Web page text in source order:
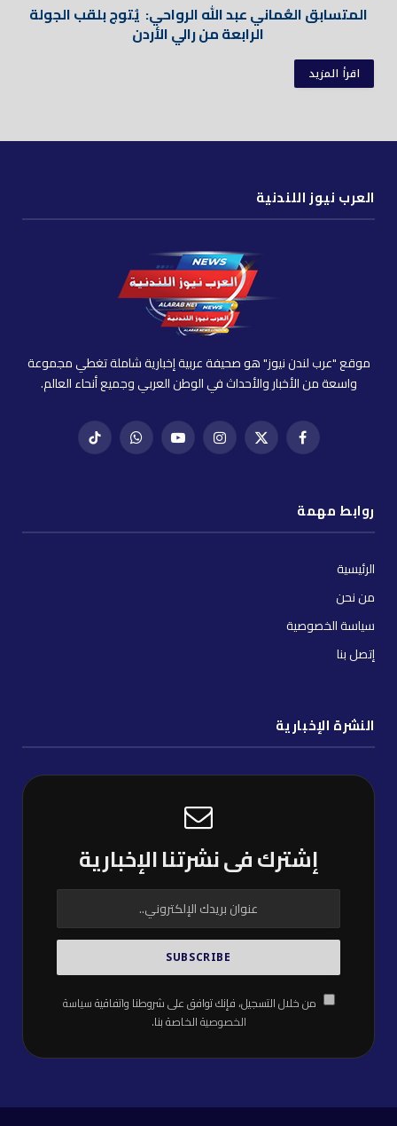
المتسابق العُماني عبد الله الرواحي: يُتوج بلقب الجولة
الرابعة من رالي الأردن
اقرأ المزيد
العرب نيوز اللندنية
موقع "عرب لندن نيوز" هو صحيفة عربية إخبارية شاملة تغطي مجموعة
واسعة من الأخبار والأحداث في الوطن العربي وجميع أنحاء العالم.
فيسبوكX
إنستغراميوتيوب واتساب تيك
روابط مهمة
الرئيسية
من نحن
سياسة الخصوصية
إتصل بنا
النشرة الإخبارية
إشترك فى نشرتنا الإخبارية
من خلال التسجيل، فإنك توافق على شروطنا واتفاقيةسياسة
الخصوصيةالخاصة بنا.